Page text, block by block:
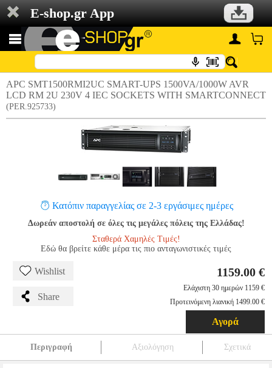
E-shop.gr App
APC SMT1500RMI2UC SMART-UPS 1500VA/1000W AVR
LCD RM 2U 230V 4 IEC SOCKETS WITH SMARTCONNECT
(PER.925733)
Κατόπιν παραγγελίας σε 2-3 εργάσιμες ημέρες
Δωρεάν αποστολή σε όλες τις μεγάλες πόλεις της Ελλάδας!
Σταθερά Χαμηλές Τιμές!
Εδώ θα βρείτε κάθε μέρα τις πιο ανταγωνιστικές τιμές
Wishlist
Share
1159.00 €
Ελάχιστη 30 ημερών 1159 €
Προτεινόμενη λιανική 1499.00 €
Αγορά
Περιγραφή Αξιολόγηση Σχετικά